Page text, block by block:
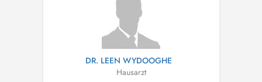
DR. LEEN WYDOOGHE
Hausarzt